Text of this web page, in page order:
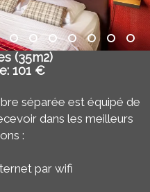
(35m2)
101 €
séparée est équipé de
dans les meilleurs
:
par wifi